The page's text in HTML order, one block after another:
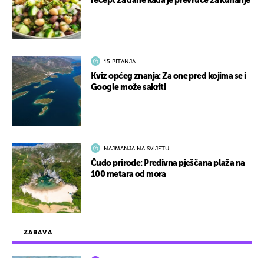
ZABAVA
15 PITANJA
Kviz općeg znanja: Za one pred kojima se i
Google može sakriti
NAJMANJA NA SVIJETU
Čudo prirode: Predivna pješčana plaža na
100 metara od mora